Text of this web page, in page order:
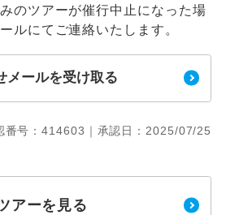
のツアーが催行中止になった場
ルにてご連絡いたします。
メールを受け取る
番号：414603｜承認日：2025/07/25
アーを見る